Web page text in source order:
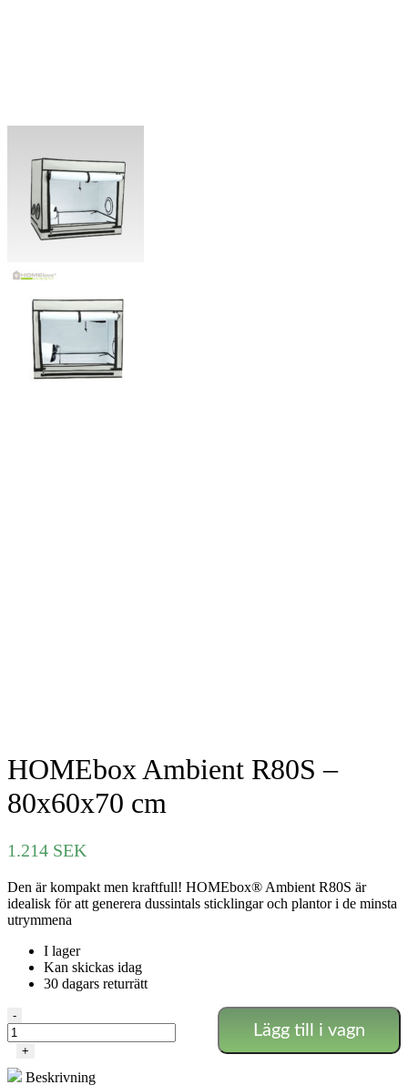
HOMEbox Ambient R80S –
80x60x70 cm
1.214 SEK
Den är kompakt men kraftfull! HOMEbox® Ambient R80S är
idealisk för att generera dussintals sticklingar och plantor i de minsta
utrymmena
I lager
Kan skickas idag
30 dagars returrätt
HOMEbox
Ambient
R80S
80x60x70
-
+
Lägg till i vagn
Beskrivning